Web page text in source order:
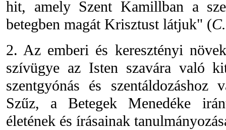
hit, amely Szent Kamillban a
betegben magát Krisztust látjuk" (C.
2. Az emberi és keresztényi
szívügye az Isten szavára való
szentgyónás és szentáldozáshoz
Szűz, a Betegek Menedéke
életének és írásainak